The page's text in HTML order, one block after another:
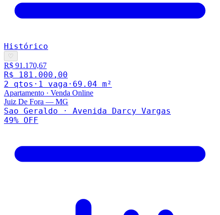
Histórico
♡
R$ 91.170,67
R$ 181.000,00
2 qtos · 1 vaga · 69.04 m²
Apartamento · Venda Online
Juiz De Fora — MG
Sao Geraldo · Avenida Darcy Vargas
49% OFF